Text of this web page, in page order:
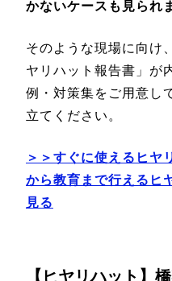
かないケースも見られ
そのような現場に向け
ヤリハット報告書」が
例・対策集をご用意し
立てください。
＞＞すぐに使えるヒヤ
から教育まで行えるヒ
見る
【ヒヤリハット】